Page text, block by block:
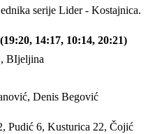
serije Lider - Kostajnica.
14:17, 10:14, 20:21)
BIjeljina
Denis Begović
Pudić 6, Kusturica 22, Čojić